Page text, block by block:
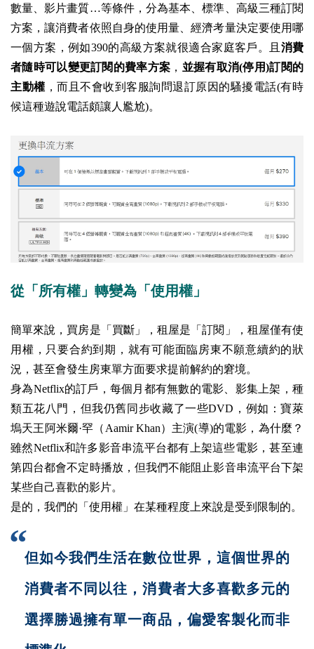
數量、影片畫質…等條件，分為基本、標準、高級三種訂閱
方案，讓消費者依照自身的使用量、經濟考量決定要使用哪
一個方案，例如390的高級方案就很適合家庭客戶。且 消費
者隨時可以變更訂閱的費率方案 ， 並握有取消(停用)訂閱的
主動權 ，而且不會收到客服詢問退訂原因的騷擾電話(有時
候這種遊說電話頗讓人尷尬)。
從「所有權」轉變為「使用權」
簡單來說，買房是「買斷」，租屋是「訂閱」，租屋僅有使
用權，只要合約到期，就有可能面臨房東不願意續約的狀
況，甚至會發生房東單方面要求提前解約的窘境。
身為Netflix的訂戶，每個月都有無數的電影、影集上架，種
類五花八門，但我仍舊同步收藏了一些DVD，例如：寶萊
塢天王阿米爾·罕（Aamir Khan）主演(導)的電影，為什麼？
雖然Netflix和許多影音串流平台都有上架這些電影，甚至連
第四台都會不定時播放，但我們不能阻止影音串流平台下架
某些自己喜歡的影片。
是的，我們的「使用權」在某種程度上來說是受到限制的。
但如今我們生活在數位世界，這個世界的
消費者不同以往，消費者大多喜歡多元的
選擇勝過擁有單一商品，偏愛客製化而非